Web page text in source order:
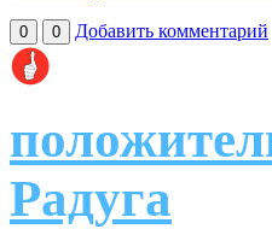
0 0 Добавить комментарий
Радуга